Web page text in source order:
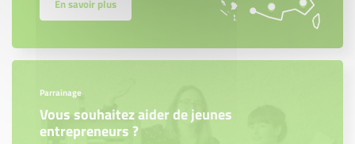
En savoir plus
Parrainage
Vous souhaitez aider de jeunes
entrepreneurs ?